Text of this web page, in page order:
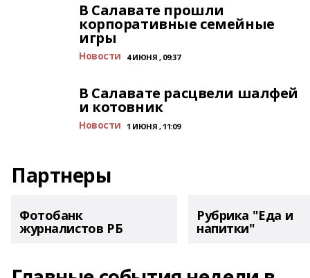
В Салавате прошли
корпоративные семейные
игры
Новости 4 ИЮНЯ , 09:37
В Салавате расцвели шалфей
и котовник
Новости 1 ИЮНЯ , 11:09
Партнеры
Фотобанк
журналистов РБ
Рубрика "Еда и
напитки"